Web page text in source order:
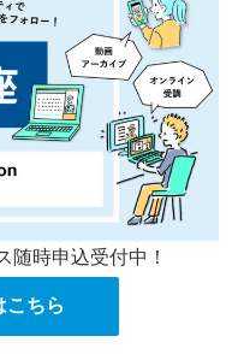
随時申込受付中！
こちら